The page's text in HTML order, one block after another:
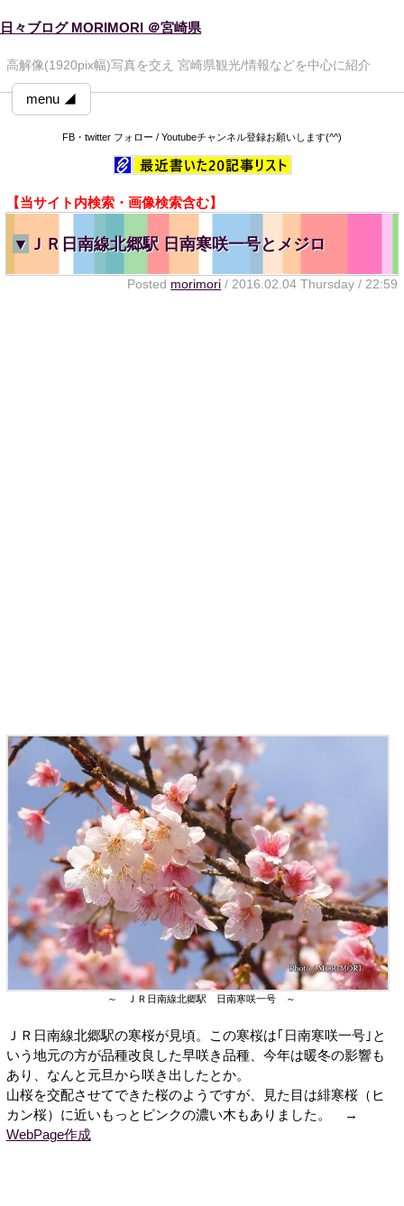
日々ブログ MORIMORI ＠宮崎県
高解像(1920pix幅)写真を交え 宮崎県観光/情報などを中心に紹介
menu ◢
FB・twitter フォロー / Youtubeチャンネル登録お願いします(^^)
【当サイト内検索・画像検索含む】
▼ ＪＲ日南線北郷駅 日南寒咲一号とメジロ
Posted morimori / 2016.02.04 Thursday / 22:59
～ ＪＲ日南線北郷駅 日南寒咲一号 ～
ＪＲ日南線北郷駅の寒桜が見頃。この寒桜は｢日南寒咲一号｣と
いう地元の方が品種改良した早咲き品種、今年は暖冬の影響も
あり、なんと元旦から咲き出したとか。
山桜を交配させてできた桜のようですが、見た目は緋寒桜（ヒ
カン桜）に近いもっとピンクの濃い木もありました。 →
WebPage作成